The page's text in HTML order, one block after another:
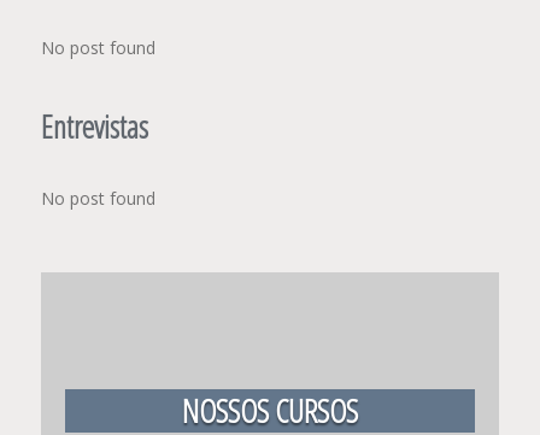
No post found
Entrevistas
No post found
NOSSOS CURSOS